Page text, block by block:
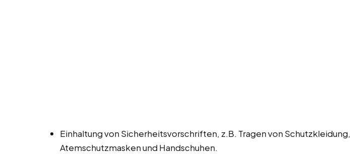
Einhaltung von Sicherheitsvorschriften, z.B. Tragen von Schutzkleidung,
Atemschutzmasken und Handschuhen.